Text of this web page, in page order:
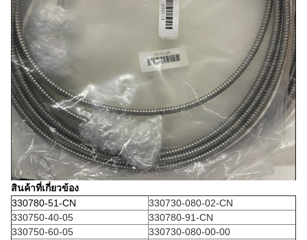
สินค้าที่เกี่ยวข้อง
330780-51-CN
330730-080-02-CN
330750-40-05
330780-91-CN
330750-60-05
330730-080-00-00